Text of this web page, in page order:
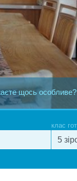
щось
клас